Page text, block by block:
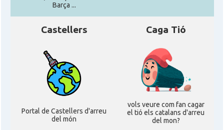
Barça ...
Castellers
Portal de Castellers d'arreu
del món
Caga Tió
vols veure com fan cagar
el tió els catalans d'arreu
del mon?